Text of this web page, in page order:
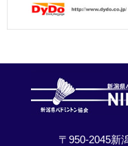
〒950-2045新